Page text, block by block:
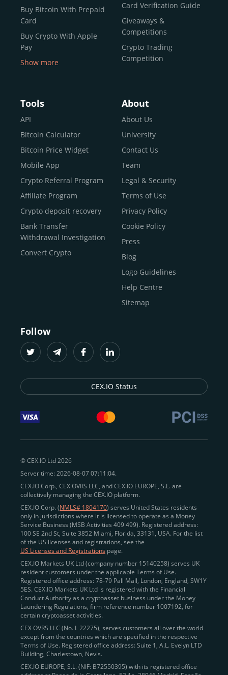
Buy Bitcoin With Prepaid
Card
Buy Crypto With Apple
Pay
Buy Bitcoin With Skrill
Sell Bitcoin
Buy Dogecoin
Buy Binance Coin (BNB)
Buy Ripple (XRP)
Buy Litecoin (LTC)
Buy Shiba Inu
Buy Bitcoin Cash
Buy Solana
Buy ICP
Show more
Card Verification Guide
Giveaways &
Competitions
Crypto Trading
Competition
Tools
API
Bitcoin Calculator
Bitcoin Price Widget
Mobile App
Crypto Referral Program
Affiliate Program
Crypto deposit recovery
Bank Transfer
Withdrawal Investigation
Convert Crypto
About
About Us
University
Contact Us
Team
Legal & Security
Terms of Use
Privacy Policy
Cookie Policy
Press
Blog
Logo Guidelines
Help Centre
Sitemap
Follow
CEX.IO Status
© CEX.IO Ltd 2026
Server time: 2026-08-07 07:11:04.
CEX.IO Corp., CEX OVRS LLC, and CEX.IO EUROPE, S.L. are
collectively managing the CEX.IO platform.
CEX.IO Corp. (NMLS# 1804170) serves United States residents
only in jurisdictions where it is licensed to operate as a Money
Service Business (MSB Activities 409 499). Registered address:
100 SE 2nd St, Suite 3852 Miami, Florida, 33131, USA. For the list
of the US licenses and registrations, see the
US Licenses and Registrations page.
CEX.IO Markets UK Ltd (company number 15140258) serves UK
resident customers under the applicable Terms of Use.
Registered office address: 78-79 Pall Mall, London, England, SW1Y
5ES. CEX.IO Markets UK Ltd is registered with the Financial
Conduct Authority as a cryptoasset business under the Money
Laundering Regulations, firm reference number 1007192, for
certain cryptoasset activities.
CEX OVRS LLC (No. L 22275), serves customers all over the world
except from the countries which are specified in the respective
Terms of Use. Registered office address: Suite 1, A.L. Evelyn LTD
Building, Charlestown, Nevis.
CEX.IO EUROPE, S.L. (NIF: B72550395) with its registered office